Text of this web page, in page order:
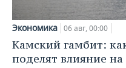
Экономика 06 авг, 00:00
Камский гамбит:
поделят влияние